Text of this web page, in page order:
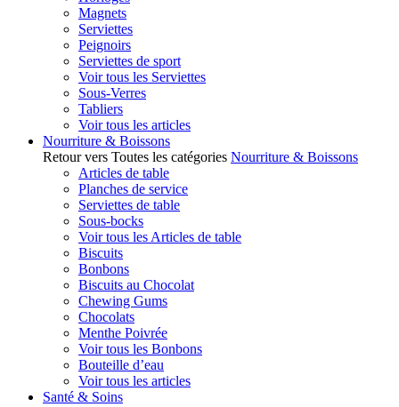
Magnets
Serviettes
Peignoirs
Serviettes de sport
Voir tous les Serviettes
Sous-Verres
Tabliers
Voir tous les articles
Nourriture & Boissons
Retour vers Toutes les catégories Nourriture & Boissons
Articles de table
Planches de service
Serviettes de table
Sous-bocks
Voir tous les Articles de table
Biscuits
Bonbons
Biscuits au Chocolat
Chewing Gums
Chocolats
Menthe Poivrée
Voir tous les Bonbons
Bouteille d’eau
Voir tous les articles
Santé & Soins